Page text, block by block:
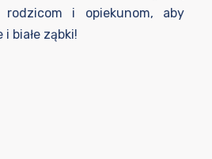
rodzicom i opiekunom, aby
białe ząbki!